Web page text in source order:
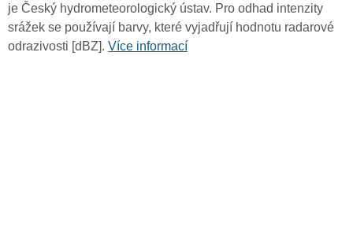
je Český hydrometeorologický ústav. Pro odhad intenzity
srážek se používají barvy, které vyjadřují hodnotu radarové
odrazivosti [dBZ]. Více informací